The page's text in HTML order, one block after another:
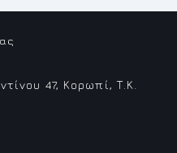
47, Κορωπί, Τ.Κ.